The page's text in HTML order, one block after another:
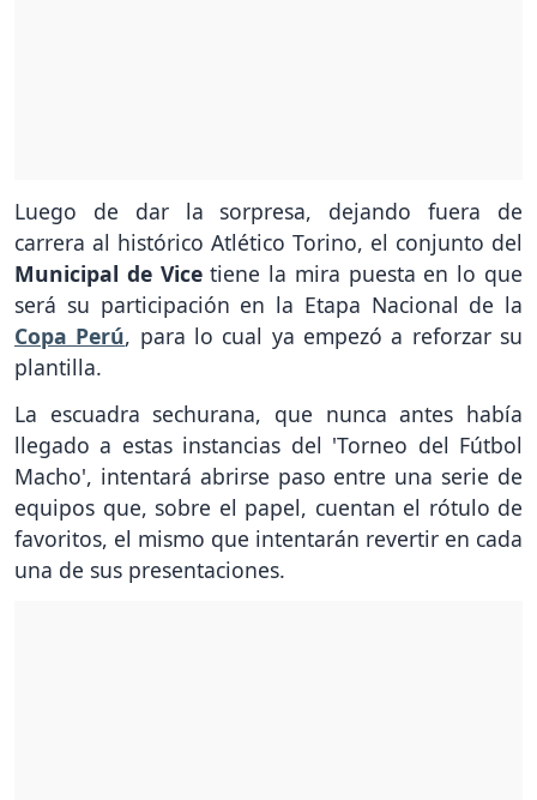
Luego de dar la sorpresa, dejando fuera de
carrera al histórico Atlético Torino, el conjunto del
Municipal de Vicetiene la mira puesta en lo que
será su participación en la Etapa Nacional de la
Copa Perú, para lo cual ya empezó a reforzar su
plantilla.
La escuadra sechurana, que nunca antes había
llegado a estas instancias del 'Torneo del Fútbol
Macho', intentará abrirse paso entre una serie de
equipos que, sobre el papel, cuentan el rótulo de
favoritos, el mismo que intentarán revertir en cada
una de sus presentaciones.